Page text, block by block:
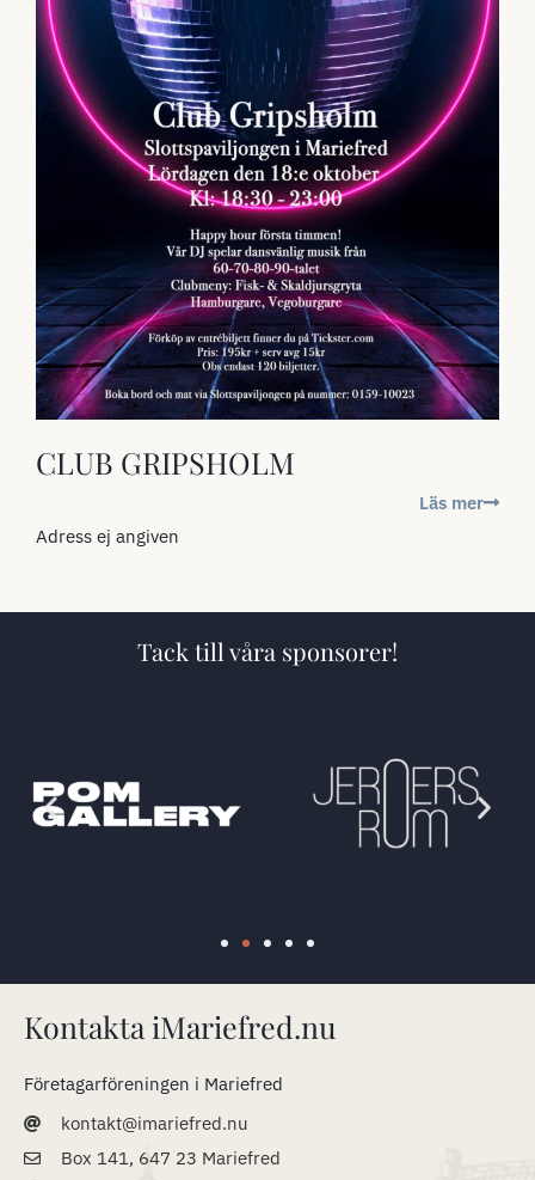
CLUB GRIPSHOLM
Läs mer
Adress ej angiven
Tack till våra sponsorer!
Kontakta iMariefred.nu
Företagarföreningen i Mariefred
kontakt@imariefred.nu
Box 141, 647 23 Mariefred